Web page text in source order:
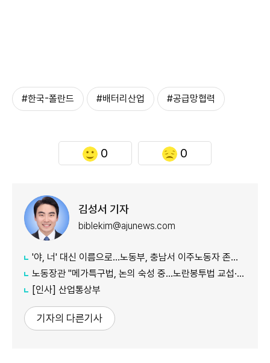
#한국-폴란드 #배터리산업 #공급망협력
0 0
김성서 기자
biblekim@ajunews.com
'야, 너' 대신 이름으로…노동부, 충남서 이주노동자 존중 캠페인
노동장관 "메가특구법, 논의 숙성 중…노란봉투법 교섭·쟁의 기준 구체화"
[인사] 산업통상부
기자의 다른기사